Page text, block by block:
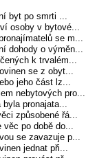
byt po smrti ...
osoby v bytové...
se m...
dohody o výměn...
k trvalém...
se z obyt...
jeho část lz...
nebytových pro...
pronajata...
způsobené řá...
věc po době do...
se zavazuje p...
jednat při...